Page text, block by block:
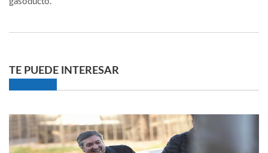
TE PUEDE INTERESAR